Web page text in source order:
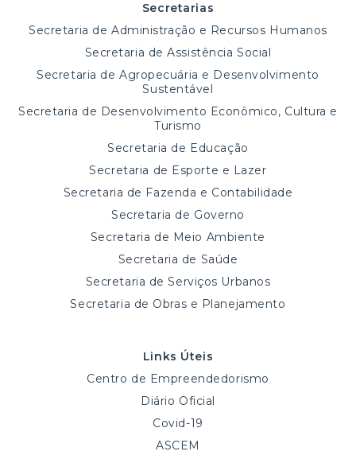
Secretarias
Secretaria de Administração e Recursos Humanos
Secretaria de Assistência Social
Secretaria de Agropecuária e Desenvolvimento
Sustentável
Secretaria de Desenvolvimento Econômico, Cultura e
Turismo
Secretaria de Educação
Secretaria de Esporte e Lazer
Secretaria de Fazenda e Contabilidade
Secretaria de Governo
Secretaria de Meio Ambiente
Secretaria de Saúde
Secretaria de Serviços Urbanos
Secretaria de Obras e Planejamento
Links Úteis
Centro de Empreendedorismo
Diário Oficial
Covid-19
ASCEM